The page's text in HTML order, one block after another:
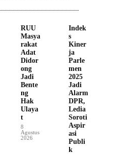
RUU
Masya
rakat
Adat
Didor
ong
Jadi
Bente
ng
Hak
Ulaya
t
8
Agustus
2026
Indek
s
Kiner
ja
Parle
men
2025
Jadi
Alarm
DPR,
Ledia
Soroti
Aspir
asi
Publi
k